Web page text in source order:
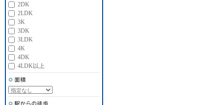
2DK
2LDK
3K
3DK
3LDK
4K
4DK
4LDK以上